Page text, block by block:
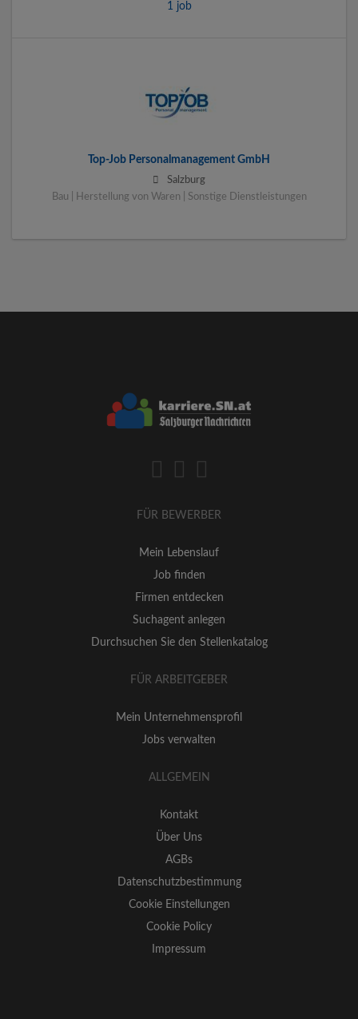
1 job
Top-Job Personalmanagement GmbH
Salzburg
Bau | Herstellung von Waren | Sonstige Dienstleistungen
FÜR BEWERBER
Mein Lebenslauf
Job finden
Firmen entdecken
Suchagent anlegen
Durchsuchen Sie den Stellenkatalog
FÜR ARBEITGEBER
Mein Unternehmensprofil
Jobs verwalten
ALLGEMEIN
Kontakt
Über Uns
AGBs
Datenschutzbestimmung
Cookie Einstellungen
Cookie Policy
Impressum